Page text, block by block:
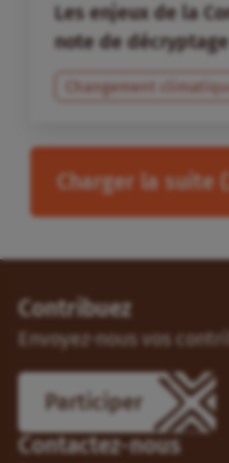
Les enjeux de la
note de
Changement
Charger la suite
Contribuez
Envoyez-nous vos
Participer
Contactez-nous